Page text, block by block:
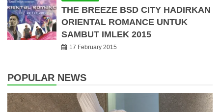
THE BREEZE BSD CITY HADIRKAN
ORIENTAL ROMANCE UNTUK
SAMBUT IMLEK 2015
17 February 2015
POPULAR NEWS